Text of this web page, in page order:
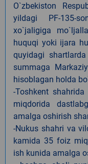
O`zbekiston
yildagi PF-135-
xo`jaligiga
huquqi yoki ijara
quyidagi
summaga
hisoblagan holda
-Toshkent
miqdorida
amalga oshirish
-Nukus shahri va
kamida 35 foiz
ish kunida amalga